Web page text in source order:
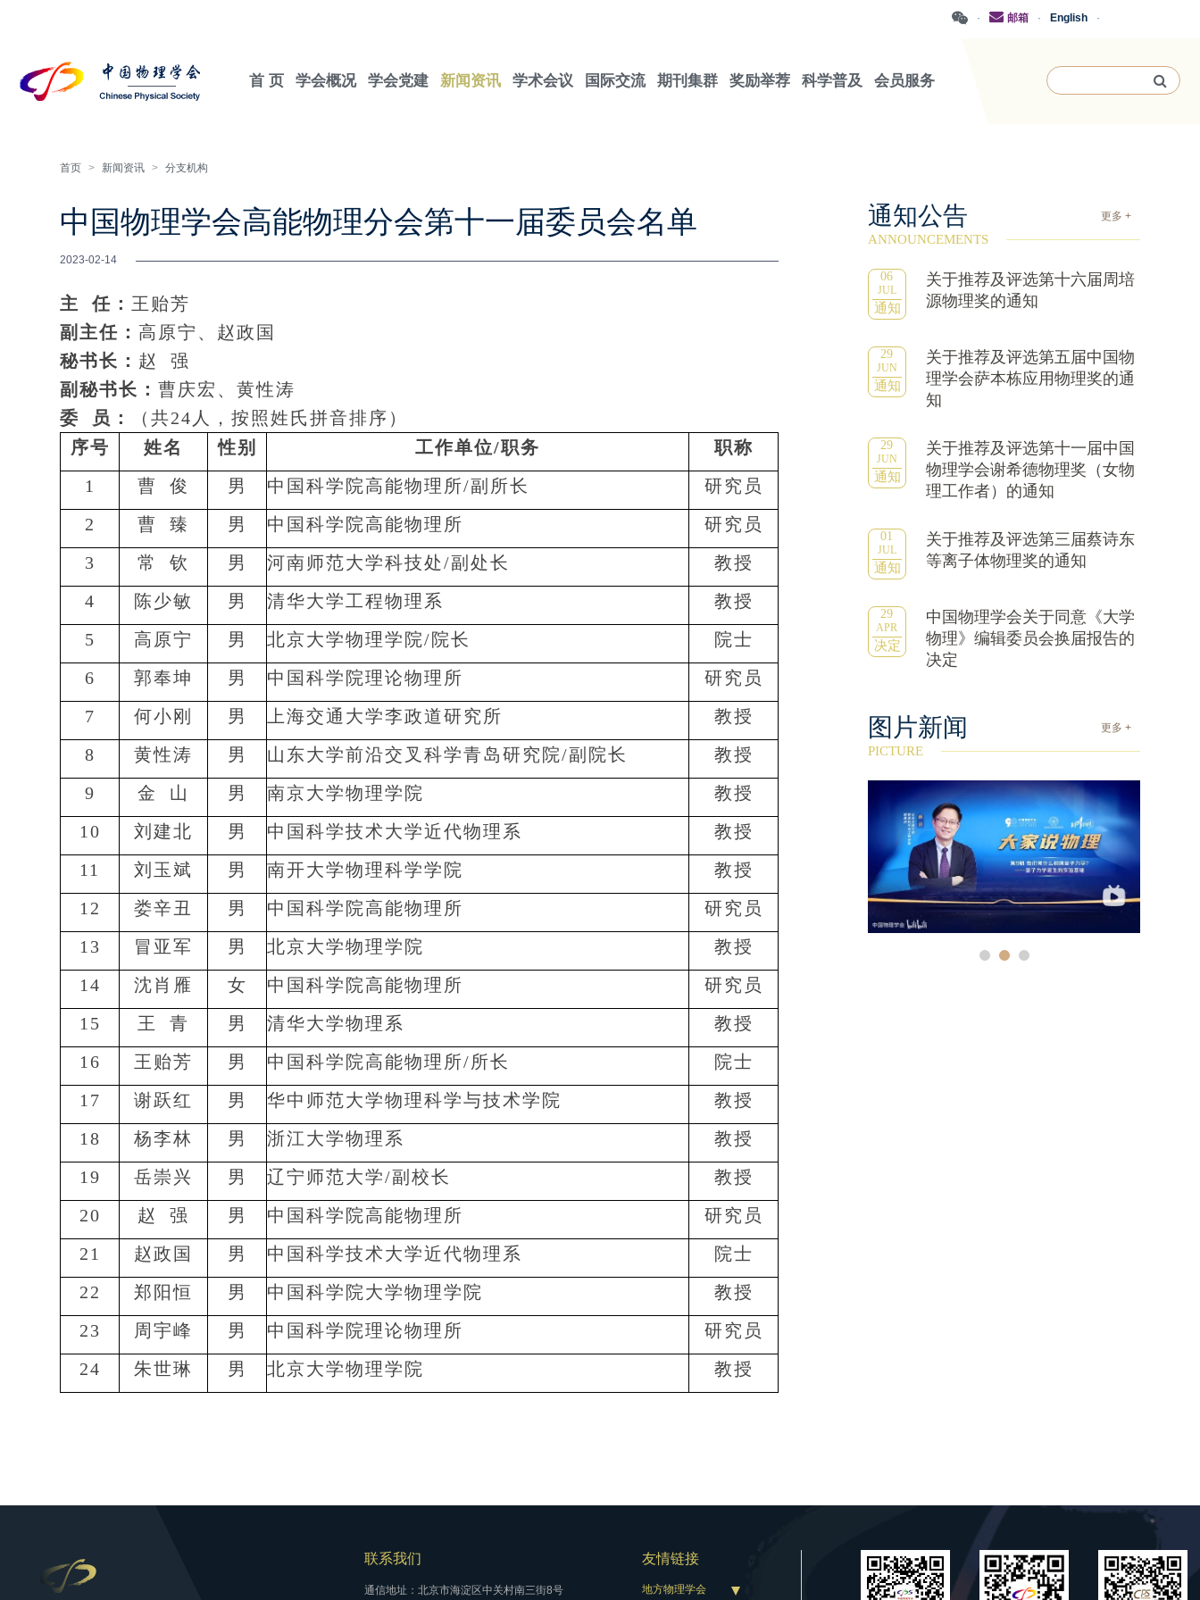
·
English
·
邮箱
·
首 页 学会概况 学会党建 新闻资讯 学术会议 国际交流 期刊集群 奖励举荐 科学普及 会员服务
首页 > 新闻资讯 > 分支机构
中国物理学会高能物理分会第十一届委员会名单
2023-02-14
主 任： 王贻芳
副主任： 高原宁、赵政国
秘书长： 赵 强
副秘书长： 曹庆宏、黄性涛
委 员：
（共24人，按照姓氏拼音排序）
序号
姓名 性别 工作单位/职务
职称
1
曹 俊 男 中国科学院高能物理所/副所长
研究员
2
曹 臻 男 中国科学院高能物理所
研究员
3
常 钦 男 河南师范大学科技处/副处长
教授
4
陈少敏 男 清华大学工程物理系
教授
5
高原宁 男 北京大学物理学院/院长
院士
6
郭奉坤 男 中国科学院理论物理所
研究员
7
何小刚 男 上海交通大学李政道研究所
教授
8
黄性涛 男 山东大学前沿交叉科学青岛研究院/副院长
教授
9
金 山 男 南京大学物理学院
教授
10
刘建北 男 中国科学技术大学近代物理系
教授
11
刘玉斌 男 南开大学物理科学学院
教授
12
娄辛丑 男 中国科学院高能物理所
研究员
13
冒亚军 男 北京大学物理学院
教授
14
沈肖雁 女 中国科学院高能物理所
研究员
15
王 青 男 清华大学物理系
教授
16
王贻芳 男 中国科学院高能物理所/所长
院士
17
谢跃红 男 华中师范大学物理科学与技术学院
教授
18
杨李林 男 浙江大学物理系
教授
19
岳崇兴 男 辽宁师范大学/副校长
教授
20
赵 强 男 中国科学院高能物理所
研究员
21
赵政国 男 中国科学技术大学近代物理系
院士
22
郑阳恒 男 中国科学院大学物理学院
教授
23
周宇峰 男 中国科学院理论物理所
研究员
24
朱世琳 男 北京大学物理学院 教授
通知公告 更多 +
ANNOUNCEMENTS
06
JUL
通知
关于推荐及评选第十六届周培
源物理奖的通知
29
JUN
通知
关于推荐及评选第五届中国物
理学会萨本栋应用物理奖的通
知
29
JUN
通知
关于推荐及评选第十一届中国
物理学会谢希德物理奖（女物
理工作者）的通知
01
JUL
通知
关于推荐及评选第三届蔡诗东
等离子体物理奖的通知
29
APR
决定
中国物理学会关于同意《大学
物理》编辑委员会换届报告的
决定
更多 +
图片新闻
PICTURE
联系我们
通信地址：北京市海淀区中关村南三街8号
友情链接
地方物理学会